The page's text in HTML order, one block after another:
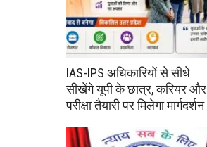
IAS-IPS अधिकारियों से सीधे
सीखेंगे यूपी के छात्र, करियर और
परीक्षा तैयारी पर मिलेगा मार्गदर्शन